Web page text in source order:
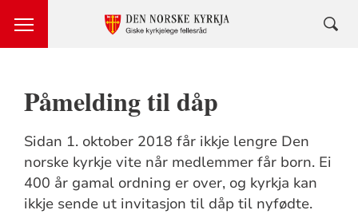
Påmelding til dåp
Sidan 1. oktober 2018 får ikkje lengre Den
norske kyrkje vite når medlemmer får born. Ei
400 år gamal ordning er over, og kyrkja kan
ikkje sende ut invitasjon til dåp til nyfødte.